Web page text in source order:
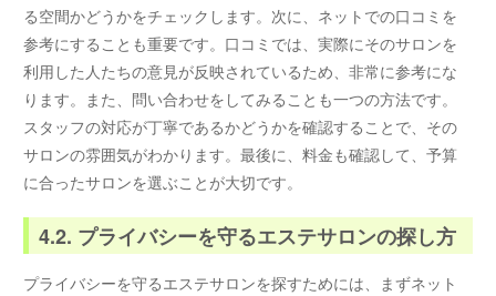
る空間かどうかをチェックします。次に、ネットでの口コミを
参考にすることも重要です。口コミでは、実際にそのサロンを
利用した人たちの意見が反映されているため、非常に参考にな
ります。また、問い合わせをしてみることも一つの方法です。
スタッフの対応が丁寧であるかどうかを確認することで、その
サロンの雰囲気がわかります。最後に、料金も確認して、予算
に合ったサロンを選ぶことが大切です。
4.2. プライバシーを守るエステサロンの探し方
プライバシーを守るエステサロンを探すためには、まずネット